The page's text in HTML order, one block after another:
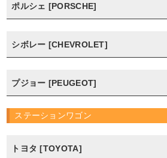
ポルシェ [PORSCHE]
シボレー [CHEVROLET]
プジョー [PEUGEOT]
ステーションワゴン
トヨタ [TOYOTA]